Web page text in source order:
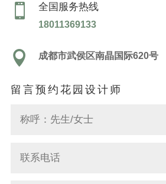
 全国服务热线
18011369133
 成都市武侯区南晶国际620号
留言预约花园设计师